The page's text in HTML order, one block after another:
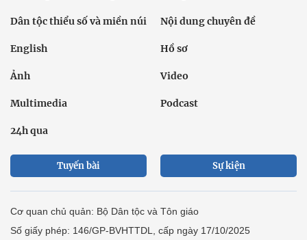
Tuần Việt Nam Công nghiệp hỗ trợ
Giảm nghèo bền vững Nông thôn mới
Dân tộc thiểu số và miền núi Nội dung chuyên đề
English Hồ sơ
Ảnh
Multimedia Podcast
Tuyến bài